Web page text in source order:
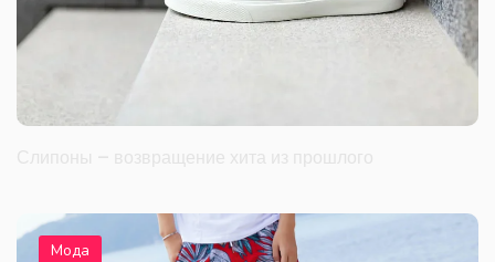
Мода